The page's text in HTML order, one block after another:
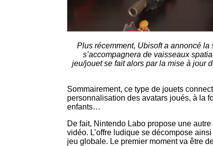
Plus récemment, Ubisoft a annoncé la
s’accompagnera de vaisseaux
jeu/jouet se fait alors par la mise à jour
Sommairement, ce type de jouets
personnalisation des avatars joués, à la
enfants…
De fait, Nintendo Labo propose une
vidéo. L’offre ludique se décompose
jeu globale. Le premier moment va être